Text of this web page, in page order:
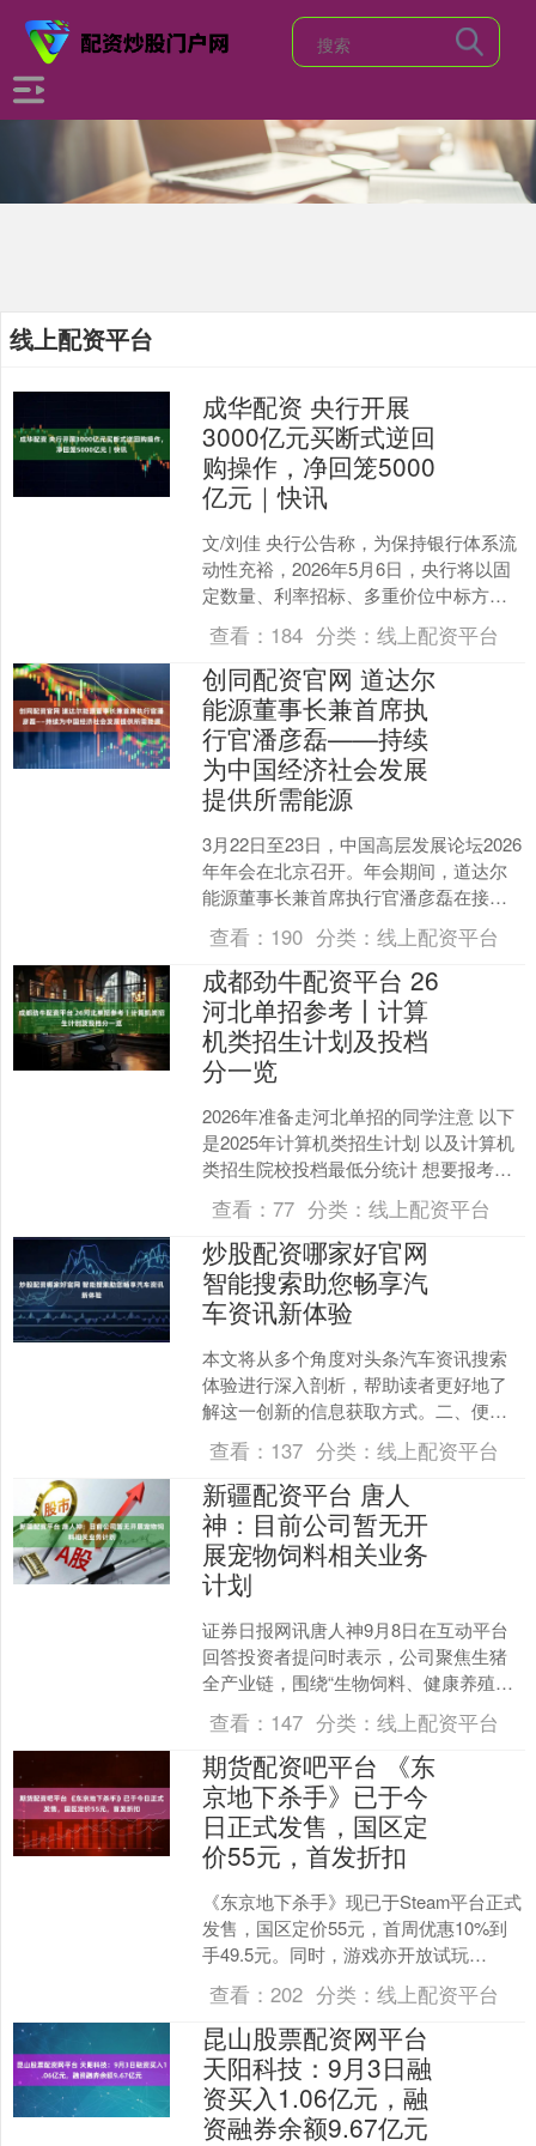
线上配资平台
成华配资 央行开展
3000亿元买断式逆回
购操作，净回笼5000
亿元｜快讯
文/刘佳 央行公告称，为保持银行体系流
动性充裕，2026年5月6日，央行将以固
定数量、利率招标、多重价位中标方式
开展3000亿元买断式逆回购操作，期限
为3个月（....
查看： 184 分类： 线上配资平台
创同配资官网 道达尔
能源董事长兼首席执
行官潘彦磊——持续
为中国经济社会发展
提供所需能源
3月22日至23日，中国高层发展论坛2026
年年会在北京召开。年会期间，道达尔
能源董事长兼首席执行官潘彦磊在接受
媒体采访时表示，中欧之间在能源战略
上具有高度协同....
查看： 190 分类： 线上配资平台
成都劲牛配资平台 26
河北单招参考丨计算
机类招生计划及投档
分一览
2026年准备走河北单招的同学注意 以下
是2025年计算机类招生计划 以及计算机
类招生院校投档最低分统计 想要报考计
算机类专业的同学请了解 ↓↓↓ 2025年
河....
查看：77 分类：线上配资平台
炒股配资哪家好官网
智能搜索助您畅享汽
车资讯新体验
本文将从多个角度对头条汽车资讯搜索
体验进行深入剖析，帮助读者更好地了
解这一创新的信息获取方式。二、便捷
的搜索功能头条汽车资讯搜索体验的核
心优势在于其便捷的搜索功....
查看： 137 分类： 线上配资平台
新疆配资平台 唐人
神：目前公司暂无开
展宠物饲料相关业务
计划
证券日报网讯唐人神9月8日在互动平台
回答投资者提问时表示，公司聚焦生猪
全产业链，围绕“生物饲料、健康养殖、
品牌肉品”三大产业经营。目前公司暂无
开展宠物饲料相关业....
查看： 147 分类： 线上配资平台
期货配资吧平台 《东
京地下杀手》已于今
日正式发售，国区定
价55元，首发折扣
《东京地下杀手》现已于Steam平台正式
发售，国区定价55元，首周优惠10%到
手49.5元。同时，游戏亦开放试玩
Demo，内含游戏内精选的教学关卡、主
线战斗关卡....
查看： 202 分类： 线上配资平台
昆山股票配资网平台
天阳科技：9月3日融
资买入1.06亿元，融
资融券余额9.67亿元